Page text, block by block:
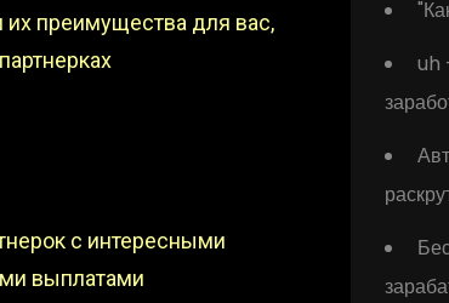
их преимущества для вас,
с интересными
выплатами
uh